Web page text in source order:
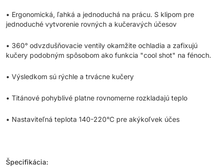
• Ergonomická, ľahká a jednoduchá na prácu. S klipom pre
jednoduché vytvorenie rovných a kučeravých účesov
• 360° odvzdušňovacie ventily okamžite ochladia a zafixujú
kučery podobným spôsobom ako funkcia "cool shot" na fénoch.
• Výsledkom sú rýchle a trvácne kučery
• Titánové pohyblivé platne rovnomerne rozkladajú teplo
• Nastaviteľná teplota 140-220°C pre akýkoľvek účes
Špecifikácia: